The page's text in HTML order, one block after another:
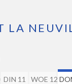
LA
DIN 11 WOE 12